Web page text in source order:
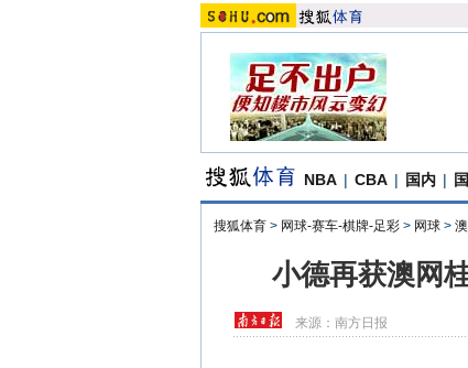
NBA | CBA | 国内 |
搜狐体育 > 网球-赛车-棋牌-足彩 > 网球 >
小德再获澳网
来源：南方日报